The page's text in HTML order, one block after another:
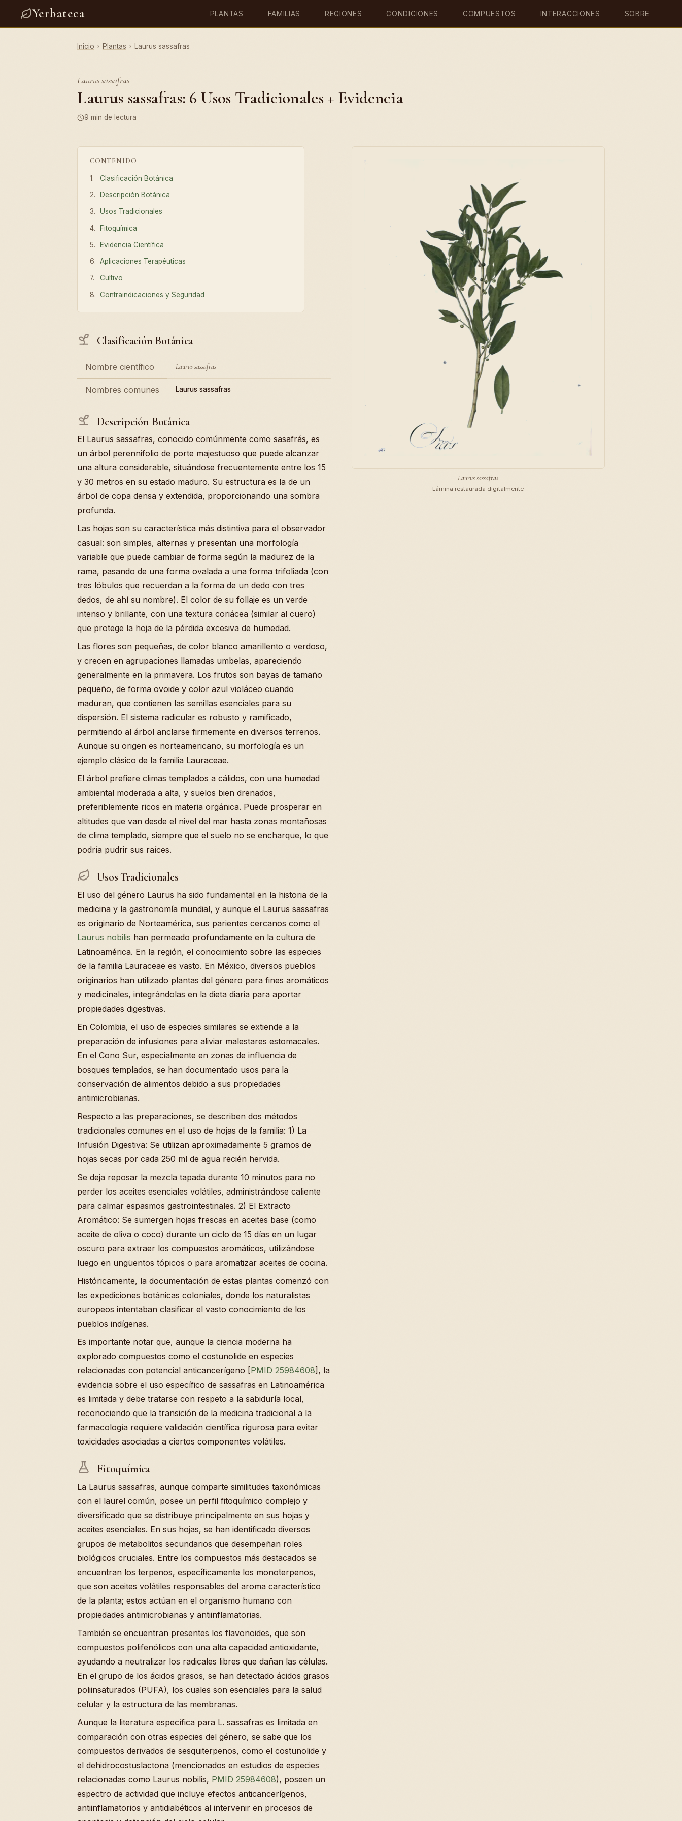
Yerbateca PLANTAS FAMILIAS REGIONES CONDICIONES COMPUESTOS INTERACCIONES SOBRE
Inicio › Plantas › Laurus sassafras
Laurus sassafras
Laurus sassafras: 6 Usos Tradicionales + Evidencia
9 min de lectura
CONTENIDO
Clasificación Botánica
Descripción Botánica
Usos Tradicionales
Fitoquímica
Evidencia Científica
Aplicaciones Terapéuticas
Cultivo
Contraindicaciones y Seguridad
Clasificación Botánica
Nombre científico Laurus sassafras
Nombres comunes Laurus sassafras
Descripción Botánica
El Laurus sassafras, conocido comúnmente como sasafrás, es
un árbol perennifolio de porte majestuoso que puede alcanzar
una altura considerable, situándose frecuentemente entre los 15
y 30 metros en su estado maduro. Su estructura es la de un
árbol de copa densa y extendida, proporcionando una sombra
profunda.
Las hojas son su característica más distintiva para el observador
casual: son simples, alternas y presentan una morfología
variable que puede cambiar de forma según la madurez de la
rama, pasando de una forma ovalada a una forma trifoliada (con
tres lóbulos que recuerdan a la forma de un dedo con tres
dedos, de ahí su nombre). El color de su follaje es un verde
intenso y brillante, con una textura coriácea (similar al cuero)
que protege la hoja de la pérdida excesiva de humedad.
Las flores son pequeñas, de color blanco amarillento o verdoso,
y crecen en agrupaciones llamadas umbelas, apareciendo
generalmente en la primavera. Los frutos son bayas de tamaño
pequeño, de forma ovoide y color azul violáceo cuando
maduran, que contienen las semillas esenciales para su
dispersión. El sistema radicular es robusto y ramificado,
permitiendo al árbol anclarse firmemente en diversos terrenos.
Aunque su origen es norteamericano, su morfología es un
ejemplo clásico de la familia Lauraceae.
El árbol prefiere climas templados a cálidos, con una humedad
ambiental moderada a alta, y suelos bien drenados,
preferiblemente ricos en materia orgánica. Puede prosperar en
altitudes que van desde el nivel del mar hasta zonas montañosas
de clima templado, siempre que el suelo no se encharque, lo que
podría pudrir sus raíces.
Usos Tradicionales
El uso del género Laurus ha sido fundamental en la historia de la
medicina y la gastronomía mundial, y aunque el Laurus sassafras
es originario de Norteamérica, sus parientes cercanos como el
Laurus nobilis han permeado profundamente en la cultura de
Latinoamérica. En la región, el conocimiento sobre las especies
de la familia Lauraceae es vasto. En México, diversos pueblos
originarios han utilizado plantas del género para fines aromáticos
y medicinales, integrándolas en la dieta diaria para aportar
propiedades digestivas.
En Colombia, el uso de especies similares se extiende a la
preparación de infusiones para aliviar malestares estomacales.
En el Cono Sur, especialmente en zonas de influencia de
bosques templados, se han documentado usos para la
conservación de alimentos debido a sus propiedades
antimicrobianas.
Respecto a las preparaciones, se describen dos métodos
tradicionales comunes en el uso de hojas de la familia: 1) La
Infusión Digestiva: Se utilizan aproximadamente 5 gramos de
hojas secas por cada 250 ml de agua recién hervida.
Se deja reposar la mezcla tapada durante 10 minutos para no
perder los aceites esenciales volátiles, administrándose caliente
para calmar espasmos gastrointestinales. 2) El Extracto
Aromático: Se sumergen hojas frescas en aceites base (como
aceite de oliva o coco) durante un ciclo de 15 días en un lugar
oscuro para extraer los compuestos aromáticos, utilizándose
luego en ungüentos tópicos o para aromatizar aceites de cocina.
Históricamente, la documentación de estas plantas comenzó con
las expediciones botánicas coloniales, donde los naturalistas
europeos intentaban clasificar el vasto conocimiento de los
pueblos indígenas.
Es importante notar que, aunque la ciencia moderna ha
explorado compuestos como el costunolide en especies
relacionadas con potencial anticancerígeno [PMID 25984608], la
evidencia sobre el uso específico de sassafras en Latinoamérica
es limitada y debe tratarse con respeto a la sabiduría local,
reconociendo que la transición de la medicina tradicional a la
farmacología requiere validación científica rigurosa para evitar
toxicidades asociadas a ciertos componentes volátiles.
Fitoquímica
La Laurus sassafras, aunque comparte similitudes taxonómicas
con el laurel común, posee un perfil fitoquímico complejo y
diversificado que se distribuye principalmente en sus hojas y
aceites esenciales. En sus hojas, se han identificado diversos
grupos de metabolitos secundarios que desempeñan roles
biológicos cruciales. Entre los compuestos más destacados se
encuentran los terpenos, específicamente los monoterpenos,
que son aceites volátiles responsables del aroma característico
de la planta; estos actúan en el organismo humano con
propiedades antimicrobianas y antiinflamatorias.
También se encuentran presentes los flavonoides, que son
compuestos polifenólicos con una alta capacidad antioxidante,
ayudando a neutralizar los radicales libres que dañan las células.
En el grupo de los ácidos grasos, se han detectado ácidos grasos
poliinsaturados (PUFA), los cuales son esenciales para la salud
celular y la estructura de las membranas.
Aunque la literatura específica para L. sassafras es limitada en
comparación con otras especies del género, se sabe que los
compuestos derivados de sesquiterpenos, como el costunolide y
el dehidrocostuslactona (mencionados en estudios de especies
relacionadas como Laurus nobilis, PMID 25984608), poseen un
espectro de actividad que incluye efectos anticancerígenos,
antiinflamatorios y antidiabéticos al intervenir en procesos de
Laurus sassafras
Lámina restaurada digitalmente